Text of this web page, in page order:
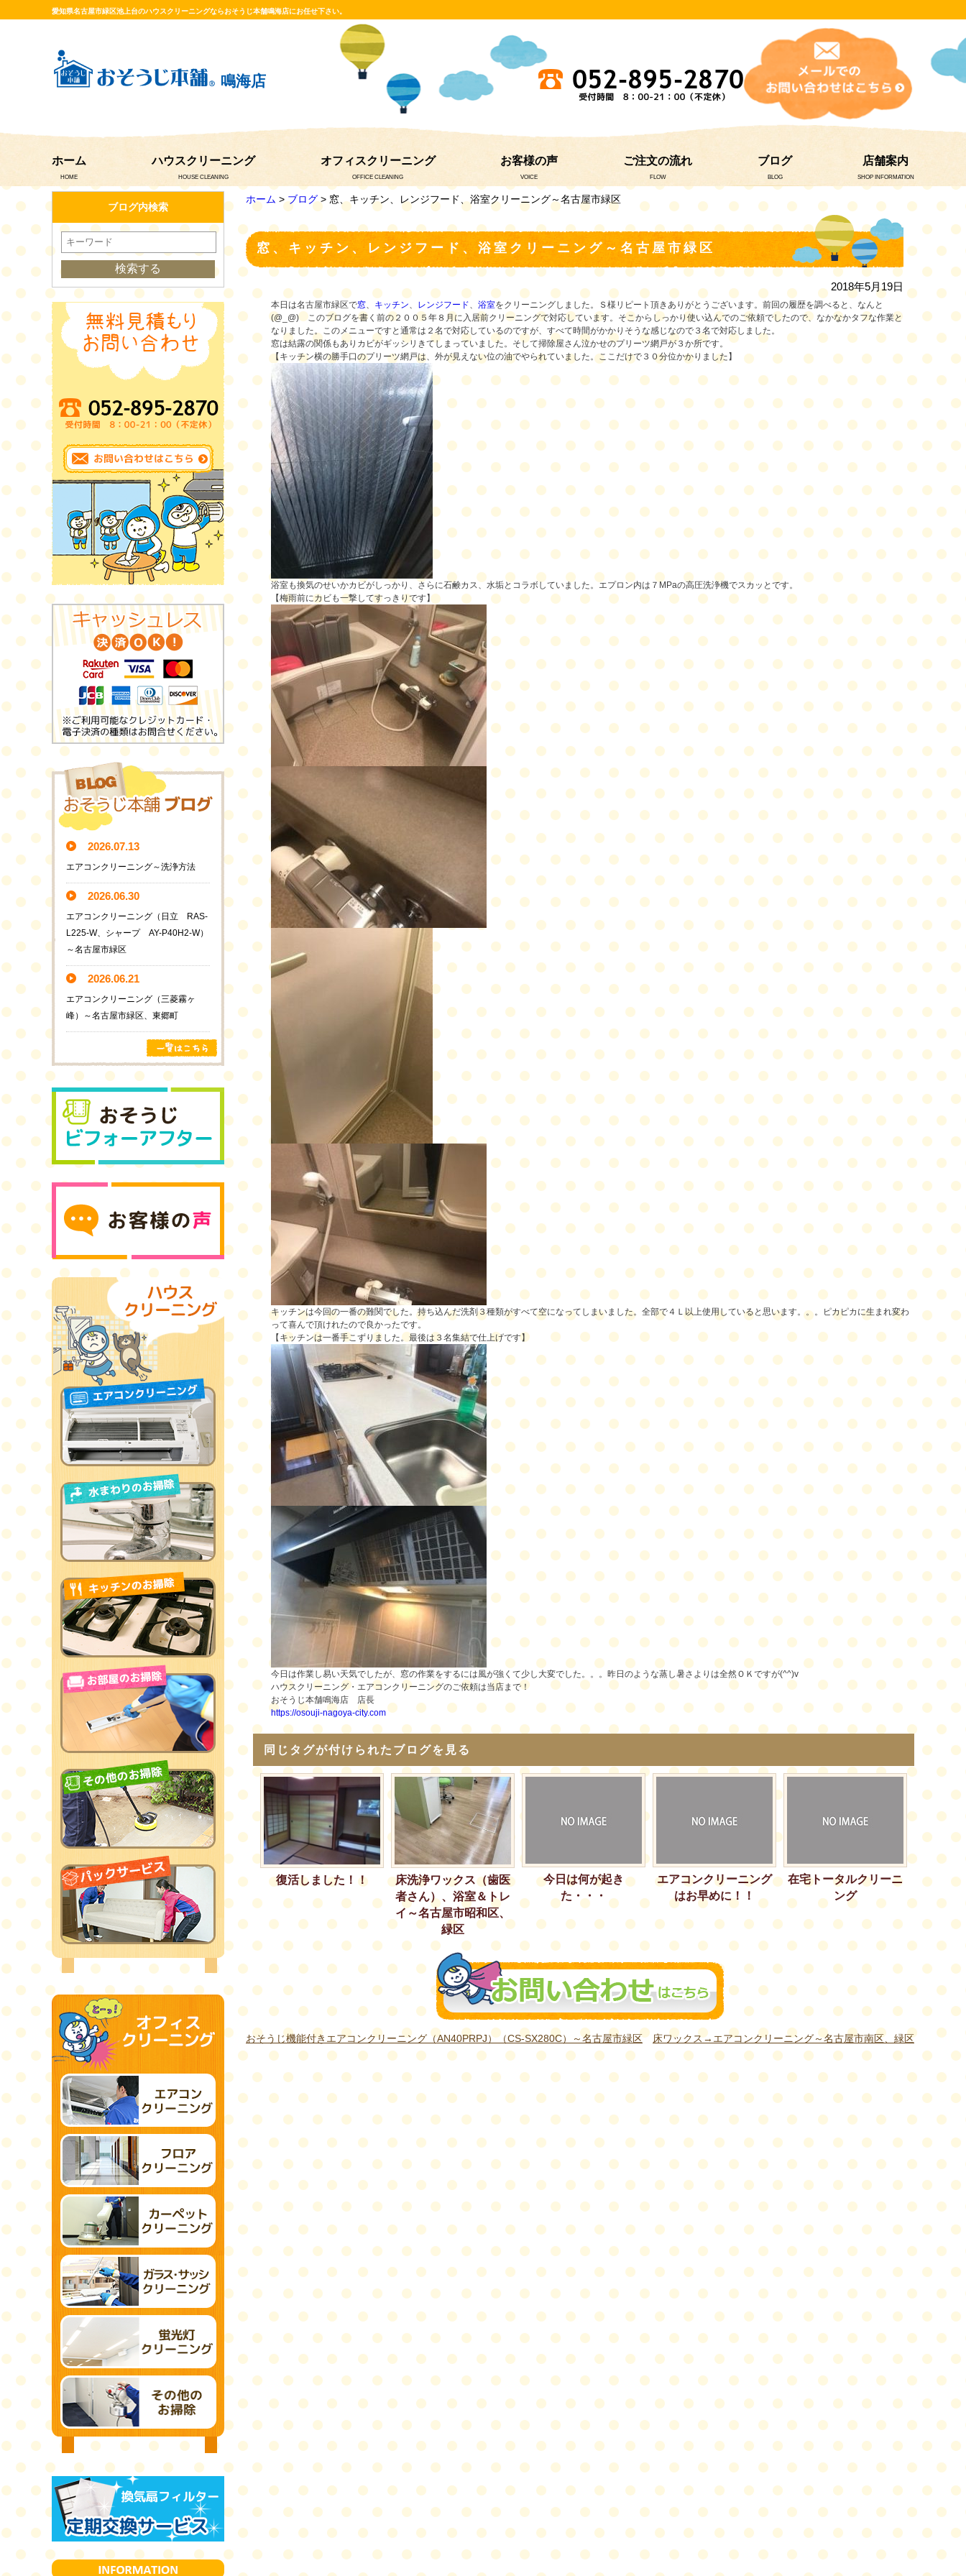
愛知県名古屋市緑区池上台のハウスクリーニングならおそうじ本舗鳴海店にお任せ下さい。
鳴海店
ホーム
HOME
ハウスクリーニング
HOUSE CLEANING
オフィスクリーニング
OFFICE CLEANING
お客様の声
VOICE
ご注文の流れ
FLOW
ブログ
BLOG
店舗案内
SHOP INFORMATION
ホーム >ブログ> 窓、キッチン、レンジフード、浴室クリーニング～名古屋市緑区
窓、キッチン、レンジフード、浴室クリーニング～名古屋市緑区
2018年5月19日
本日は名古屋市緑区で窓、 キッチン、 レンジフード、 浴室をクリーニングしました。Ｓ様リピート頂きありがとうございます。前回の履歴を調べると、なんと
(@_@) このブログを書く前の２００５年８月に入居前クリーニングで対応しています。そこからしっかり使い込んでのご依頼でしたので、なかなかタフな作業と
なりました。このメニューですと通常は２名で対応しているのですが、すべて時間がかかりそうな感じなので３名で対応しました。
窓は結露の関係もありカビがギッシリきてしまっていました。そして掃除屋さん泣かせのプリーツ網戸が３か所です。
【キッチン横の勝手口のプリーツ網戸は、外が見えない位の油でやられていました。ここだけで３０分位かかりました】
浴室も換気のせいかカビがしっかり、さらに石鹸カス、水垢とコラボしていました。エプロン内は７MPaの高圧洗浄機でスカッとです。
【梅雨前にカビも一撃してすっきりです】
キッチンは今回の一番の難関でした。持ち込んだ洗剤３種類がすべて空になってしまいました。全部で４Ｌ以上使用していると思います。。。ピカピカに生まれ変わ
って喜んで頂けれたので良かったです。
【キッチンは一番手こずりました。最後は３名集結で仕上げです】
今日は作業し易い天気でしたが、窓の作業をするには風が強くて少し大変でした。。。昨日のような蒸し暑さよりは全然ＯＫですが(^^)v
ハウスクリーニング・エアコンクリーニングのご依頼は当店まで！
おそうじ本舗鳴海店 店長
https://osouji-nagoya-city.com
同じタグが付けられたブログを見る
復活しました！！
床洗浄ワックス（歯医
者さん）、浴室＆トレ
イ～名古屋市昭和区、
緑区
今日は何が起き
た・・・
エアコンクリーニング
はお早めに！！
在宅トータルクリーニ
ング
おそうじ機能付きエアコンクリーニング（AN40PRPJ）（CS-SX280C）～名古屋市緑区 床ワックス→エアコンクリーニング～名古屋市南区、緑区
ブログ内検索
2026.07.13
エアコンクリーニング～洗浄方法
2026.06.30
エアコンクリーニング（日立 RAS-
L225-W、シャープ AY-P40H2-W）
～名古屋市緑区
2026.06.21
エアコンクリーニング（三菱霧ヶ
峰）～名古屋市緑区、東郷町